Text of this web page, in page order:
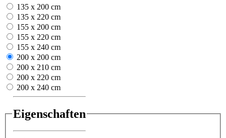
135 x 200 cm
135 x 220 cm
155 x 200 cm
155 x 220 cm
155 x 240 cm
200 x 200 cm
200 x 210 cm
200 x 220 cm
200 x 240 cm
Eigenschaften